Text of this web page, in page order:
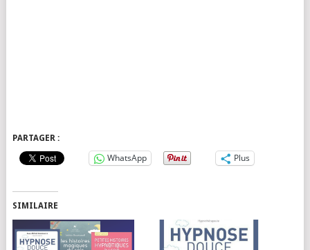
PARTAGER :
WhatsApp Plus
SIMILAIRE